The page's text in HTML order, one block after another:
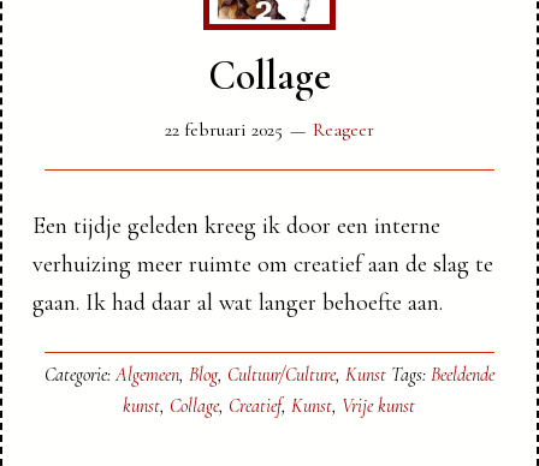
Collage
22 februari 2025 Reageer
Een tijdje geleden kreeg ik door een interne
verhuizing meer ruimte om creatief aan de slag te
gaan. Ik had daar al wat langer behoefte aan.
Categorie:Algemeen, Blog, Cultuur/Culture, Kunst Tags: Beeldende
kunst, Collage, Creatief,Kunst, Vrije kunst